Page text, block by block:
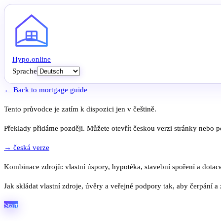
Hypo.online
Sprache
← Back to mortgage guide
Tento průvodce je zatím k dispozici jen v češtině.
Překlady přidáme později. Můžete otevřít českou verzi stránky nebo
→ česká verze
Kombinace zdrojů: vlastní úspory, hypotéka, stavební spoření a
Jak skládat vlastní zdroje, úvěry a veřejné podpory tak, aby čerpání
Start